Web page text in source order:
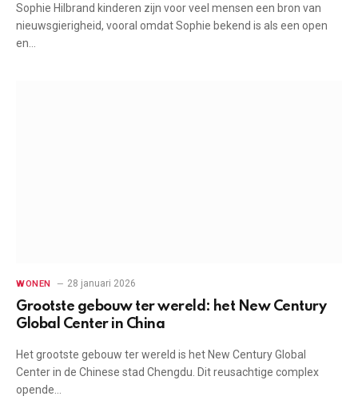
Sophie Hilbrand kinderen zijn voor veel mensen een bron van
nieuwsgierigheid, vooral omdat Sophie bekend is als een open
en…
WONEN 28 januari 2026
Grootste gebouw ter wereld: het New Century
Global Center in China
Het grootste gebouw ter wereld is het New Century Global
Center in de Chinese stad Chengdu. Dit reusachtige complex
opende…